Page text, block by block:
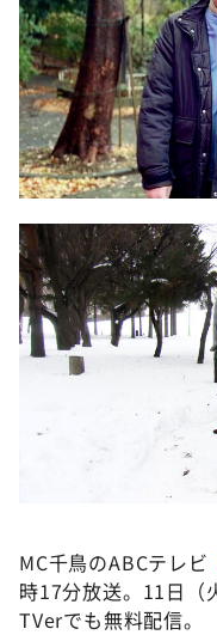
MC千鳥のABCテレビ
時17分放送。11日（
TVerでも無料配信。